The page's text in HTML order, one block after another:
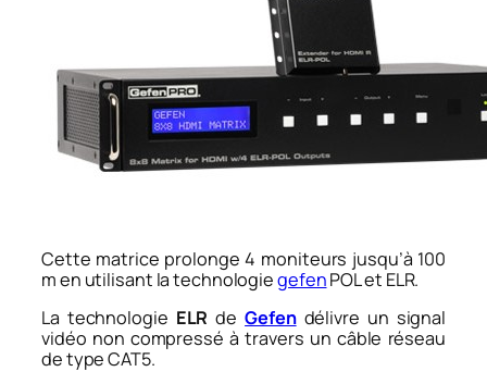
Cette matrice prolonge 4 moniteurs jusqu’à 100
m en utilisant la technologiegefenPOL et ELR.
La technologie ELR deGefendélivre un signal
vidéo non compressé à travers un câble réseau
de type CAT5.